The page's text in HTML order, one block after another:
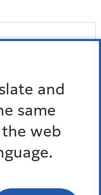
and
same
the web
レーター、区の職員の